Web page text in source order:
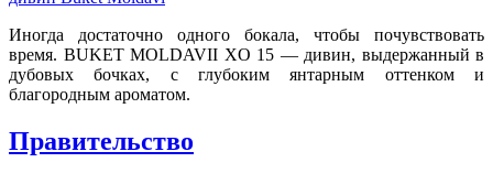
Иногда достаточно одного бокала, чтобы почувствовать
время. BUKET MOLDAVII XO 15 — дивин, выдержанный в
дубовых бочках, с глубоким янтарным оттенком и
благородным ароматом.
Правительство